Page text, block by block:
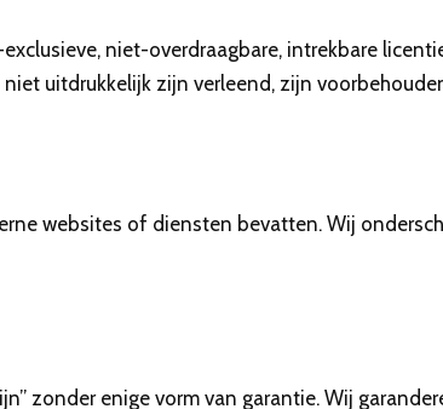
niet-overdraagbare, intrekbare
uitdrukkelijk zijn verleend, zijn
websites of diensten bevatten. Wij
zonder enige vorm van garantie. Wij